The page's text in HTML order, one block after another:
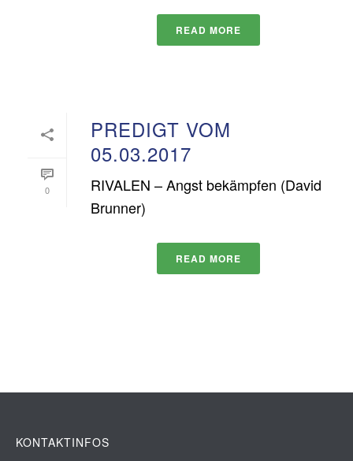
READ MORE
0
PREDIGT VOM
05.03.2017
RIVALEN – Angst bekämpfen (David
Brunner)
READ MORE
KONTAKTINFOS